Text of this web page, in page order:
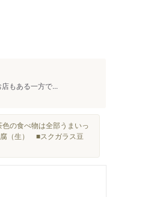
もある一方で...
の食べ物は全部うまいっ
（生） ■スクガラス豆